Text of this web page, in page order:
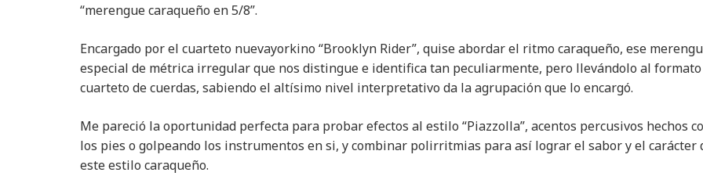
“merengue caraqueño en 5/8”.
Encargado por el cuarteto nuevayorkino “Brooklyn Rider”, quise abordar el ritmo caraqueño, ese
especial de métrica irregular que nos distingue e identifica tan peculiarmente, pero llevándolo al
cuarteto de cuerdas, sabiendo el altísimo nivel interpretativo da la agrupación que lo encargó.
Me pareció la oportunidad perfecta para probar efectos al estilo “Piazzolla”, acentos percusivos hechos
los pies o golpeando los instrumentos en si, y combinar polirritmias para así lograr el sabor y el carácter
este estilo caraqueño.